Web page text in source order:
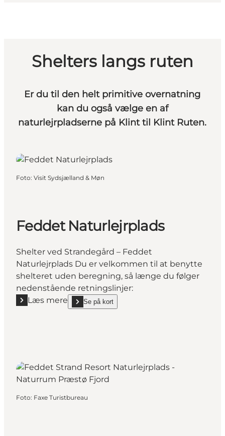
Shelters langs ruten
Er du til den helt primitive overnatning
kan du også vælge en af
naturlejrpladserne på Klint til Klint Ruten.
Foto: Visit Sydsjælland & Møn
Feddet Naturlejrplads
Shelter ved Strandegård – Feddet
Naturlejrplads Du er velkommen til at benytte
shelteret uden beregning, så længe du følger
nedenstående retningslinjer:
Læs mere
Læs mere "Feddet Naturlejrplads"
Se på kort
show Feddet Naturlejrplads on_map
Foto: Faxe Turistbureau